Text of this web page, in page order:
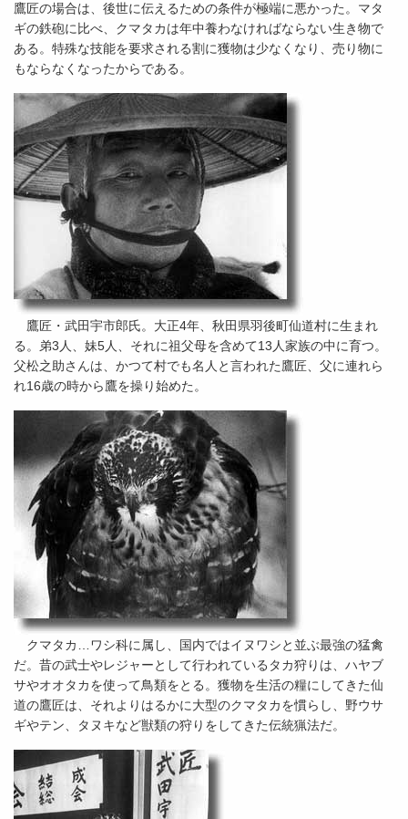
鷹匠の場合は、後世に伝えるための条件が極端に悪かった。マタ
ギの鉄砲に比べ、クマタカは年中養わなければならない生き物で
ある。特殊な技能を要求される割に獲物は少なくなり、売り物に
もならなくなったからである。
鷹匠・武田宇市郎氏。大正4年、秋田県羽後町仙道村に生まれ
る。弟3人、妹5人、それに祖父母を含めて13人家族の中に育つ。
父松之助さんは、かつて村でも名人と言われた鷹匠、父に連れら
れ16歳の時から鷹を操り始めた。
クマタカ…ワシ科に属し、国内ではイヌワシと並ぶ最強の猛禽
だ。昔の武士やレジャーとして行われているタカ狩りは、ハヤブ
サやオオタカを使って鳥類をとる。獲物を生活の糧にしてきた仙
道の鷹匠は、それよりはるかに大型のクマタカを慣らし、野ウサ
ギやテン、タヌキなど獣類の狩りをしてきた伝統猟法だ。